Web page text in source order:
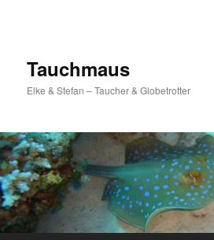
Tauchmaus
Elke & Stefan – Taucher & Globetrotter